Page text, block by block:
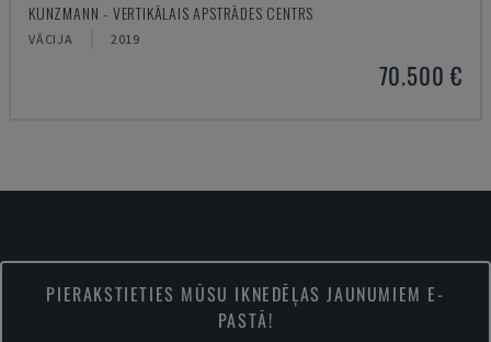
KUNZMANN - VERTIKĀLAIS APSTRĀDES CENTRS
VĀCIJA 2019
70.500 €
PIERAKSTIETIES MŪSU IKNEDĒĻAS JAUNUMIEM E-
PASTĀ!